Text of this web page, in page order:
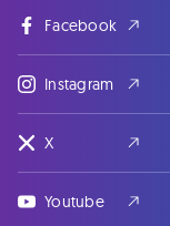
Facebook
Instagram
X
Youtube